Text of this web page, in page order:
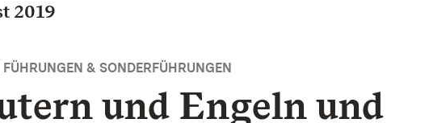
2019
& SONDERFÜHRUNGEN
und Engeln und